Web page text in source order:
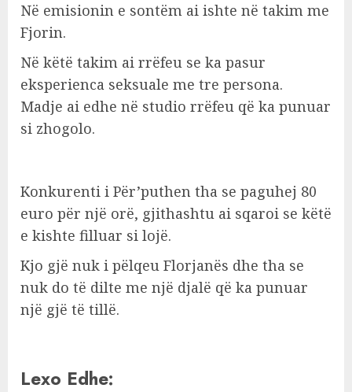
Në emisionin e sontëm ai ishte në takim me
Fjorin.
Në këtë takim ai rrëfeu se ka pasur
eksperienca seksuale me tre persona.
Madje ai edhe në studio rrëfeu që ka punuar
si zhogolo.
Konkurenti i Për’puthen tha se paguhej 80
euro për një orë, gjithashtu ai sqaroi se këtë
e kishte filluar si lojë.
Kjo gjë nuk i pëlqeu Florjanës dhe tha se
nuk do të dilte me një djalë që ka punuar
një gjë të tillë.
Lexo Edhe: